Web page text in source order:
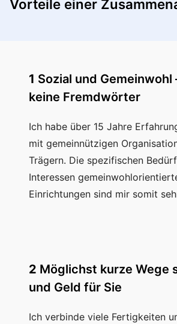
Vorteile einer
1 Sozial und Gemeinwohl
keine Fremdwörter
Ich habe über 15 Jahre
mit gemeinnützigen
Trägern. Die spezifischen
Interessen
Einrichtungen sind mir somit
2 Möglichst kurze Wege
und Geld für Sie
Ich verbinde viele Fertigkeiten